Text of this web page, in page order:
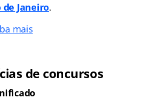
de Janeiro.
mais
de concursos